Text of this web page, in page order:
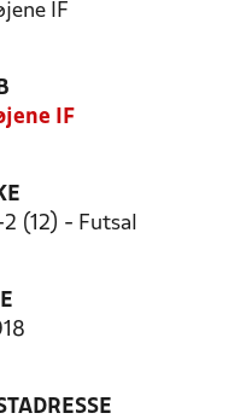
IF
IF
(12) - Futsal